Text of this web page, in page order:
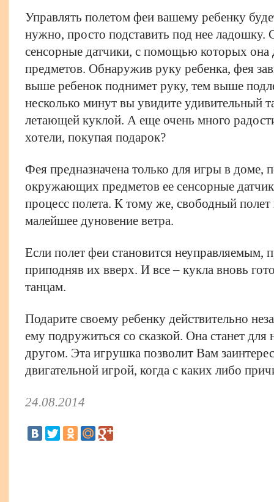
Управлять полетом феи вашему ребенку
нужно, просто подставить под нее ладошку.
сенсорные датчики, с помощью которых она
предметов. Обнаружив руку ребенка, фея
выше ребенок поднимет руку, тем выше
несколько минут вы увидите удивительный
летающей куклой. А еще очень много
хотели, покупая подарок?
Фея предназначена только для игры в доме,
окружающих предметов ее сенсорные
процесс полета. К тому же, свободный
малейшее дуновение ветра.
Если полет феи становится неуправляемым,
приподняв их вверх. И все – кукла вновь
танцам.
Подарите своему ребенку действительно
ему подружиться со сказкой. Она станет
другом. Эта игрушка позволит Вам
двигательной игрой, когда с каких либо
24.08.2014